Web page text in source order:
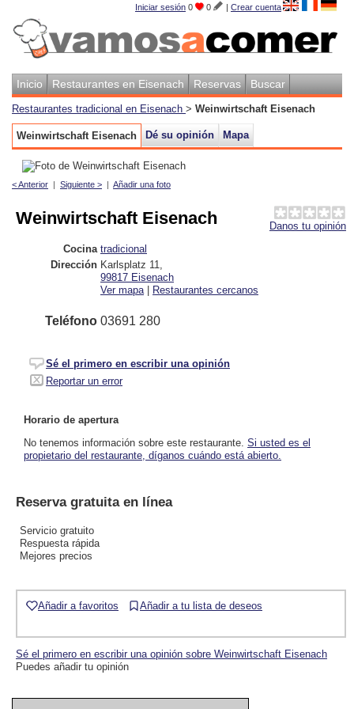
Iniciar sesión 0 0 | Crear cuenta
Inicio Restaurantes en Eisenach Reservas Buscar
Restaurantes tradicional en Eisenach > Weinwirtschaft Eisenach
Weinwirtschaft Eisenach Dé su opinión Mapa
< Anterior | Siguiente > | Añadir una foto
Danos tu opinión
Weinwirtschaft Eisenach
Cocina tradicional
Dirección Karlsplatz 11
99817 Eisenach
Ver mapa | Restaurantes cercanos
Teléfono 03691 280
Sé el primero en escribir una opinión
Reportar un error
Horario de apertura
No tenemos información sobre este restaurante. Si usted es el
propietario del restaurante, díganos cuándo está abierto.
Reserva gratuita en línea
Servicio gratuito
Respuesta rápida
Mejores precios
Añadir a favoritos Añadir a tu lista de deseos
Sé el primero en escribir una opinión sobre Weinwirtschaft Eisenach
Puedes añadir tu opinión